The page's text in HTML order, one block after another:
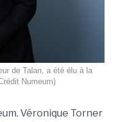
de Talan, a été élu à la
Numeum)
Véronique Torner